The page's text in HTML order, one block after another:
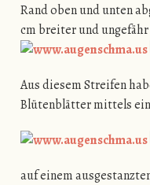
Rand oben und unten
cm breiter und
Aus diesem Streifen
Blütenblätter mittels
auf einem